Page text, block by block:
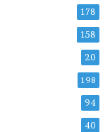
178
158
20
198
94
40